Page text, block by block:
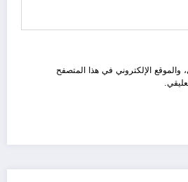
والموقع الإلكتروني في هذا المتصفح